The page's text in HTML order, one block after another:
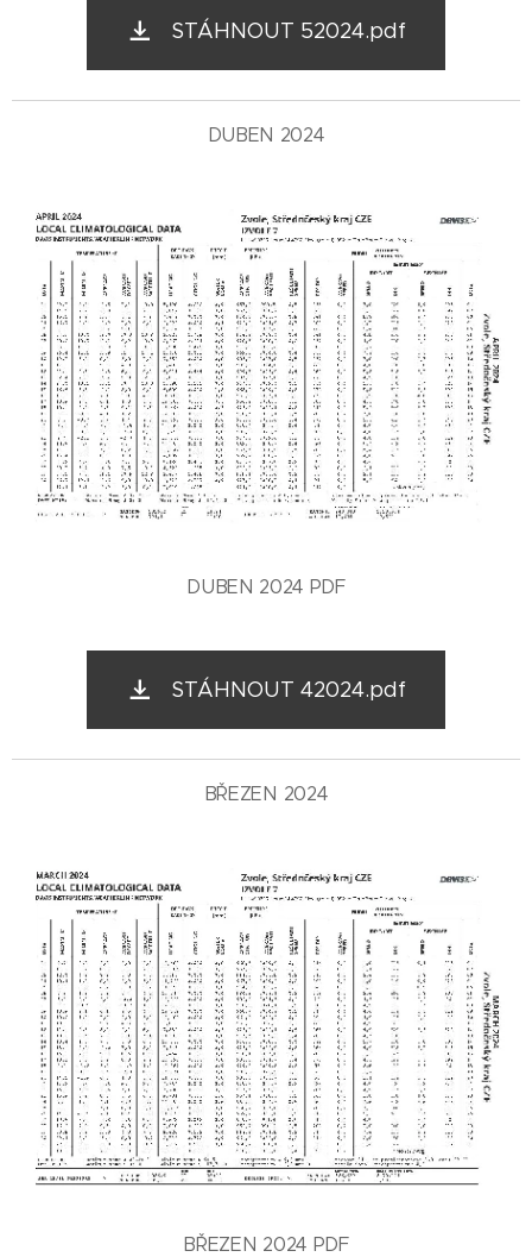
STÁHNOUT 52024.pdf
DUBEN 2024
DUBEN 2024 PDF
STÁHNOUT 42024.pdf
BŘEZEN 2024
BŘEZEN 2024 PDF